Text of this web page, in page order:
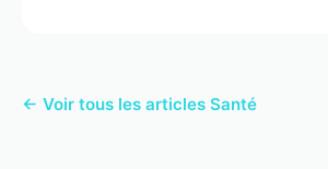
← Voir tous les articles Santé